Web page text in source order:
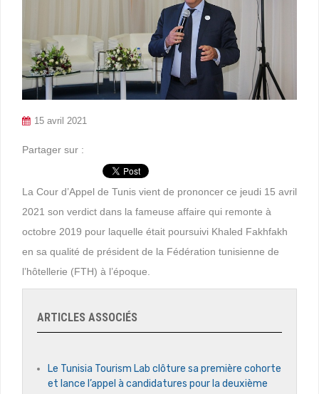
15 avril 2021
Partager sur :
La Cour d’Appel de Tunis vient de prononcer ce jeudi 15 avril
2021 son verdict dans la fameuse affaire qui remonte à
octobre 2019 pour laquelle était poursuivi Khaled Fakhfakh
en sa qualité de président de la Fédération tunisienne de
l’hôtellerie (FTH) à l’époque.
ARTICLES ASSOCIÉS
Le Tunisia Tourism Lab clôture sa première cohorte
et lance l’appel à candidatures pour la deuxième